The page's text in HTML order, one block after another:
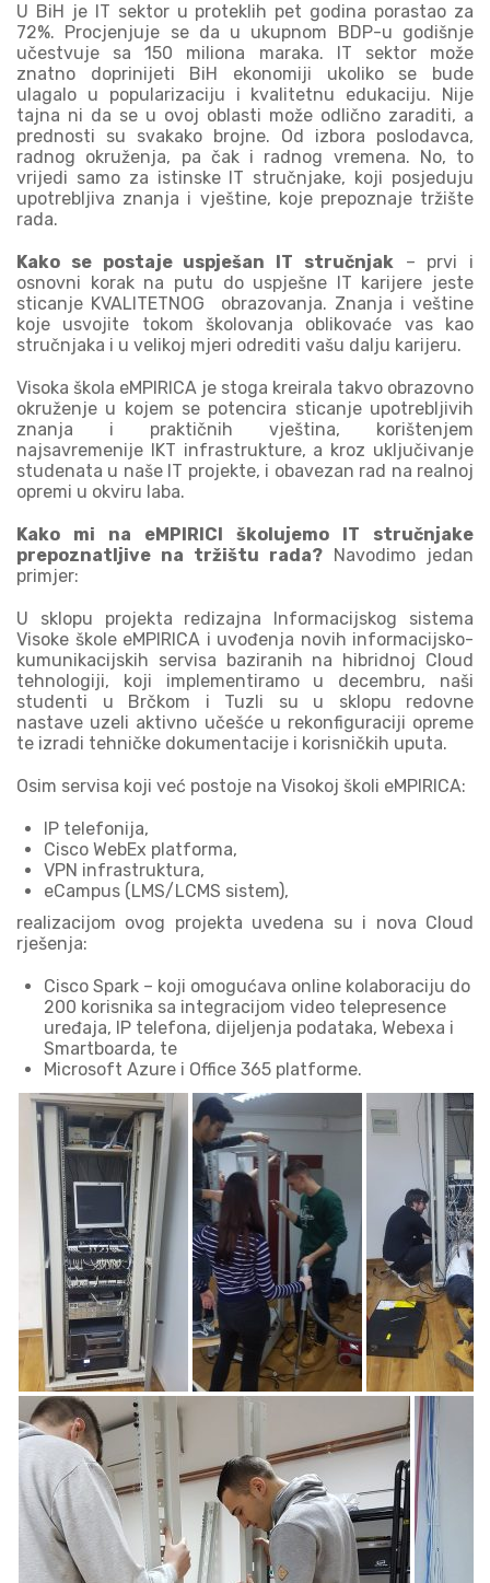
U BiH je IT sektor u proteklih pet godina porastao za
72%. Procjenjuje se da u ukupnom BDP-u godišnje
učestvuje sa 150 miliona maraka. IT sektor može
znatno doprinijeti BiH ekonomiji ukoliko se bude
ulagalo u popularizaciju i kvalitetnu edukaciju. Nije
tajna ni da se u ovoj oblasti može odlično zaraditi, a
prednosti su svakako brojne. Od izbora poslodavca,
radnog okruženja, pa čak i radnog vremena. No, to
vrijedi samo za istinske IT stručnjake, koji posjeduju
upotrebljiva znanja i vještine, koje prepoznaje tržište
rada.
Kako se postaje uspješan IT stručnjak– prvi i
osnovni korak na putu do uspješne IT karijere jeste
sticanje KVALITETNOG obrazovanja. Znanja i veštine
koje usvojite tokom školovanja oblikovaće vas kao
stručnjaka i u velikoj mjeri odrediti vašu dalju karijeru.
Visoka škola eMPIRICA je stoga kreirala takvo obrazovno
okruženje u kojem se potencira sticanje upotrebljivih
znanja i praktičnih vještina, korištenjem
najsavremenije IKT infrastrukture, a kroz uključivanje
studenata u naše IT projekte, i obavezan rad na realnoj
opremi u okviru laba.
Kako mi na eMPIRICI školujemo IT stručnjake
prepoznatljive na tržištu rada? Navodimo jedan
primjer:
U sklopu projekta redizajna Informacijskog sistema
Visoke škole eMPIRICA i uvođenja novih informacijsko-
kumunikacijskih servisa baziranih na hibridnoj Cloud
tehnologiji, koji implementiramo u decembru, naši
studenti u Brčkom i Tuzli su u sklopu redovne
nastave uzeli aktivno učešće u rekonfiguraciji opreme
te izradi tehničke dokumentacije i korisničkih uputa.
Osim servisa koji već postoje na Visokoj školi eMPIRICA:
IP telefonija,
Cisco WebEx platforma,
VPN infrastruktura,
eCampus (LMS/LCMS sistem),
realizacijom ovog projekta uvedena su i nova Cloud
rješenja:
Cisco Spark – koji omogućava online kolaboraciju do
200 korisnika sa integracijom video telepresence
uređaja, IP telefona, dijeljenja podataka, Webexa i
Smartboarda, te
Microsoft Azure i Office 365 platforme.